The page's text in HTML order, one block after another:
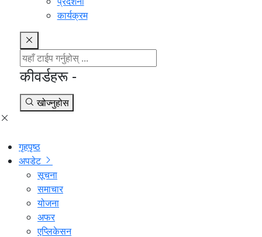
कार्यक्रम
कीवर्डहरू -
खोज्नुहोस
गृहपृष्ठ
अपडेट
सूचना
समाचार
योजना
अफर
एप्लिकेसन